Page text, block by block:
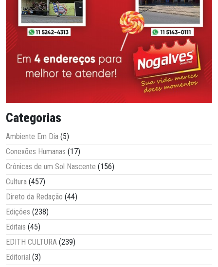
Categorias
Ambiente Em Dia (5)
Conexões Humanas (17)
Crônicas de um Sol Nascente (156)
Cultura (457)
Direto da Redação (44)
Edições (238)
Editais (45)
EDITH CULTURA (239)
Editorial (3)